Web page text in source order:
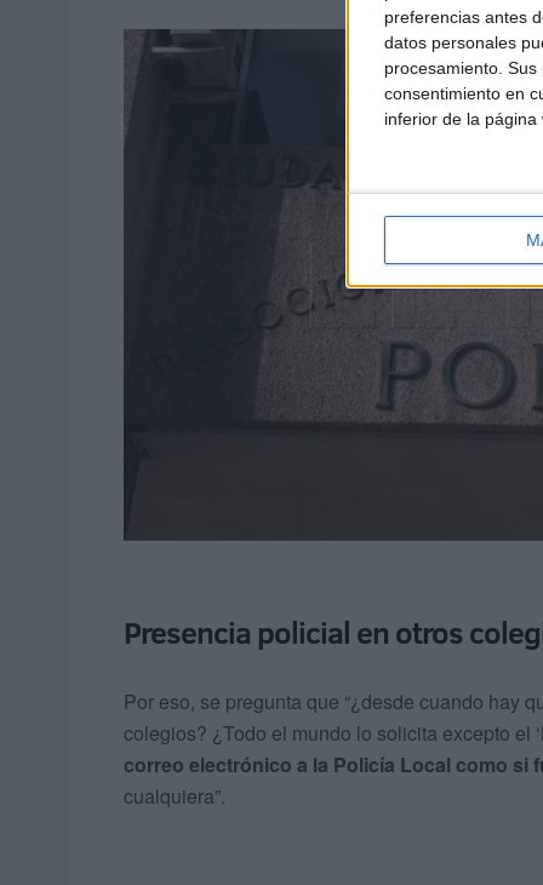
preferencias antes
datos personales
procesamiento.
consentimiento en
inferior de la página
Presencia policial en otros
Por eso, se pregunta que “¿desde cuando hay
colegios? ¿Todo el mundo lo solicita excepto el
correo electrónico a la Policía Local como si
cualquiera”.